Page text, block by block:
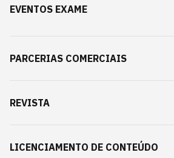
EVENTOS EXAME
PARCERIAS COMERCIAIS
REVISTA
LICENCIAMENTO DE CONTEÚDO